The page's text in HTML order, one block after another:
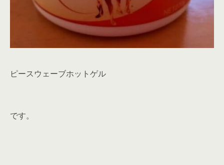
ピースウェーブホットゲル
です。